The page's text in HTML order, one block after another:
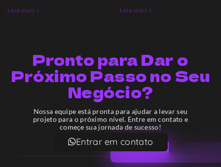
Leia mais » Leia mais »
Pronto para Dar o
Próximo Passo no Seu
Negócio?
Nossa equipe está pronta para ajudar a levar seu
projeto para o próximo nível. Entre em contato e
começe sua jornada de sucesso!
Entrar em contato